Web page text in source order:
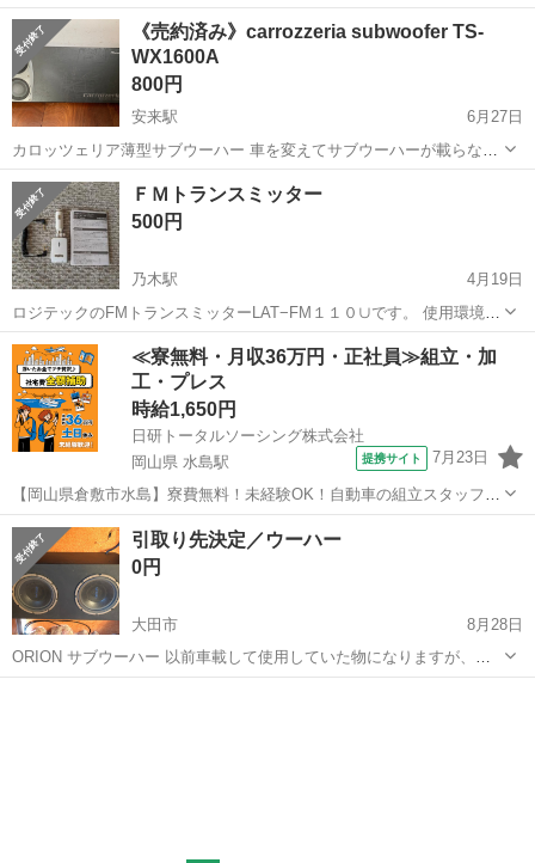
で譲ります。 新品未使用で未開封品になります。 参考価格 オートバ
ックス約3000円でした。
島根 出雲市 出雲市駅
《売約済み》carrozzeria subwoofer TS-
WX1600A
800円
安来駅
6月27日
カロッツェリア薄型サブウーハー 車を変えてサブウーハーが載らなく
なったので外しました！ 配線は、写真のみになります！ 中古、傷もあ
ります！ 外すまでは、音が出ていましたが、その後は動作未確認で
す！ サブウーハーあると無いと...
島根 安来市 安来駅 カーオーディオ
ＦＭトランスミッター
500円
乃木駅
4月19日
ロジテックのFMトランスミッターLAT−FM１１０∪です。 使用環境が
変わりましたので出品します。 使用時間の短いキレイな品です。 充電
用の USBが付いていますので音楽をかけながら充電できます。 付属品
はステレオミ...
島根 松江市 乃木駅 カーオーディオ USB
≪寮無料・月収36万円・正社員≫組立・加
工・プレス
時給1,650円
日研トータルソーシング株式会社
岡山県 水島駅
提携サイト 7月23日
【岡山県倉敷市水島】寮費無料！未経験OK！自動車の組立スタッフ
《お仕事No.NS0089》 お仕事について 車の組立作業です。専用レール
に乗って流れてくる車の骨組みに、車内外の各部品・ハンドル・足回
り・ドア・シートなどの各...
岡山 倉敷市 水島駅 その他
引取り先決定／ウーハー
0円
大田市
8月28日
ORION サブウーハー 以前車載して使用していた物になりますが、取
り外し以降使用せず家に保管しておりました。 保管していた期間の動